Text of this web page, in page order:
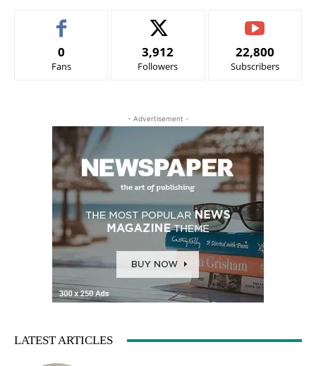
0
Fans
3,912
Followers
22,800
Subscribers
- Advertisement -
LATEST ARTICLES